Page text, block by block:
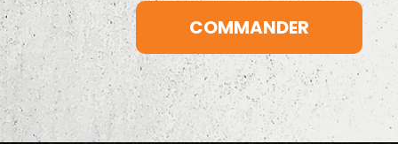
COMMANDER